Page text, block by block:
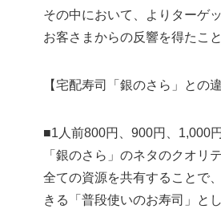
その中において、よりターゲ
お客さまからの反響を得たこ
【宅配寿司「銀のさら」との違
■1人前800円、900円、1,000
「銀のさら」のネタのクオリ
全ての資源を共有することで
きる「普段使いのお寿司」と